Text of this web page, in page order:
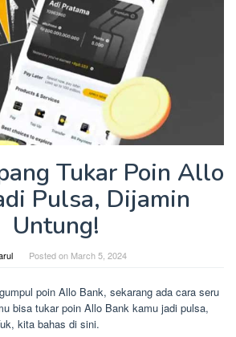
Tukar Poin Allo
Pulsa, Dijamin
Untung!
Posted on March 5, 2024
poin Allo Bank, sekarang ada cara seru
bisa tukar poin Allo Bank kamu jadi pulsa,
kita bahas di sini.